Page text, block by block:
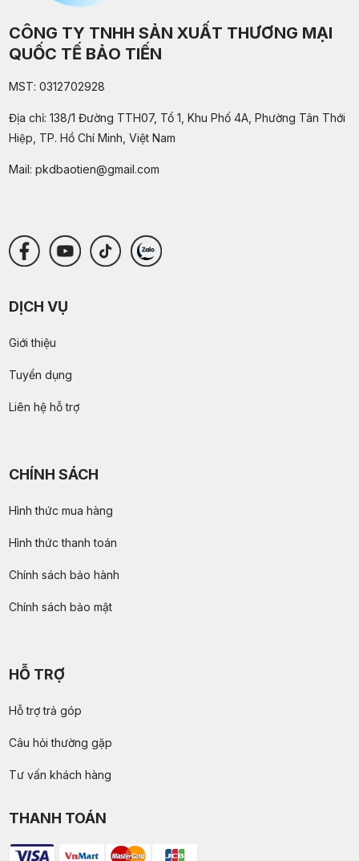
CÔNG TY TNHH SẢN XUẤT THƯƠNG MẠI
QUỐC TẾ BẢO TIẾN
MST: 0312702928
Địa chỉ: 138/1 Đường TTH07, Tổ 1, Khu Phố 4A, Phường Tân Thới
Hiệp, TP. Hồ Chí Minh, Việt Nam
Mail: pkdbaotien@gmail.com
DỊCH VỤ
Giới thiệu
Tuyển dụng
Liên hệ hỗ trợ
CHÍNH SÁCH
Hình thức mua hàng
Hình thức thanh toán
Chính sách bảo hành
Chính sách bảo mật
HỖ TRỢ
Hỗ trợ trả góp
Câu hỏi thường gặp
Tư vấn khách hàng
THANH TOÁN